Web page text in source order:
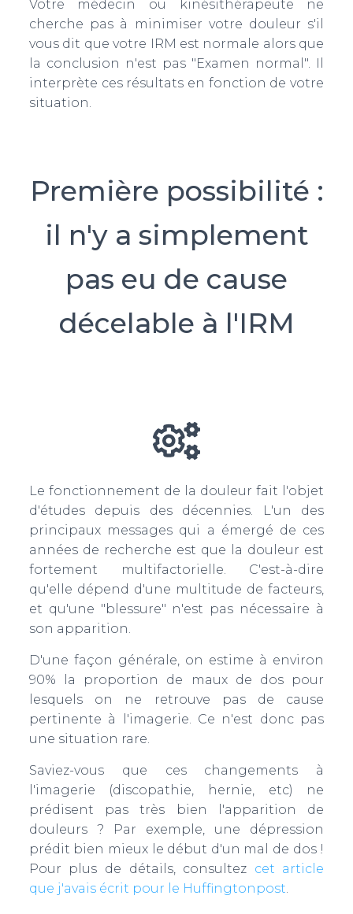
Votre médecin ou kinésithérapeute ne
cherche pas à minimiser votre douleur s'il
vous dit que votre IRM est normale alors que
la conclusion n'est pas "Examen normal". Il
interprète ces résultats en fonction de votre
situation.
Première possibilité :
il n'y a simplement
pas eu de cause
décelable à l'IRM
Le fonctionnement de la douleur fait l'objet
d'études depuis des décennies. L'un des
principaux messages qui a émergé de ces
années de recherche est que la douleur est
fortement multifactorielle. C'est-à-dire
qu'elle dépend d'une multitude de facteurs,
et qu'une "blessure" n'est pas nécessaire à
son apparition.
D'une façon générale, on estime à environ
90% la proportion de maux de dos pour
lesquels on ne retrouve pas de cause
pertinente à l'imagerie. Ce n'est donc pas
une situation rare.
Saviez-vous que ces changements à
l'imagerie (discopathie, hernie, etc) ne
prédisent pas très bien l'apparition de
douleurs ? Par exemple, une dépression
prédit bien mieux le début d'un mal de dos !
Pour plus de détails, consultez cet article
que j'avais écrit pour le Huffingtonpost.